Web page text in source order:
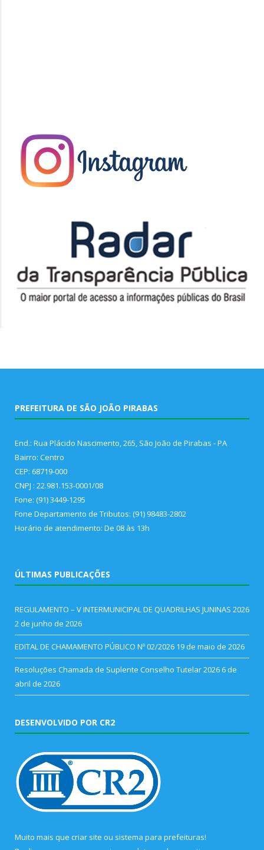
PREFEITURA DE SÃO JOÃO PIRABAS
End.: Rua Plácido Nascimento, 265, São João de Pirabas - PA
Bairro: Centro
CEP: 68719-000
CNPJ : 22.981.153-0001/08
Fone: (91) 3449-1295
Fone Departamento de Tributos: (91) 98483-2802
Horário de atendimento: De 08 às 13h
ÚLTIMAS PUBLICAÇÕES
REGULAMENTO – V INTERMUNICIPAL DE QUADRILHAS JUNINAS 2026
2 de junho de 2026
EDITAL DE CHAMAMENTO PÚBLICO Nº 02/2026 19 de maio de 2026
Resoluções Chamada de Suplente Conselho Tutelar 2026 6 de
abril de 2026
DESENVOLVIDO POR CR2
Muito mais que criar site ou sistema para prefeituras!